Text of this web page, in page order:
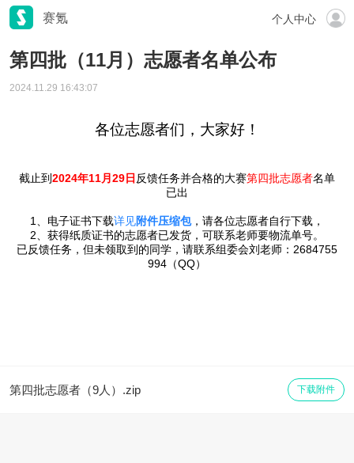
赛氪 个人中心
第四批（11月）志愿者名单公布
2024.11.29 16:43:07
各位志愿者们，大家好！
截止到2024年11月29日 反馈任务并合格的大赛第四批志愿者名单
已出
1、电子证书下载详见附件压缩包，请各位志愿者自行下载，
2、获得纸质证书的志愿者已发货，可联系老师要物流单号。
已反馈任务，但未领取到的同学，请联系组委会刘老师：2684755
994（QQ）
第四批志愿者（9人）.zip 下载附件